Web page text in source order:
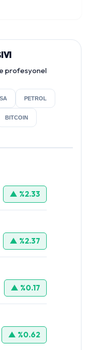
profesyonel
PETROL
BITCOIN
▲ %2.33
▲ %2.37
▲ %0.17
▲ %0.62